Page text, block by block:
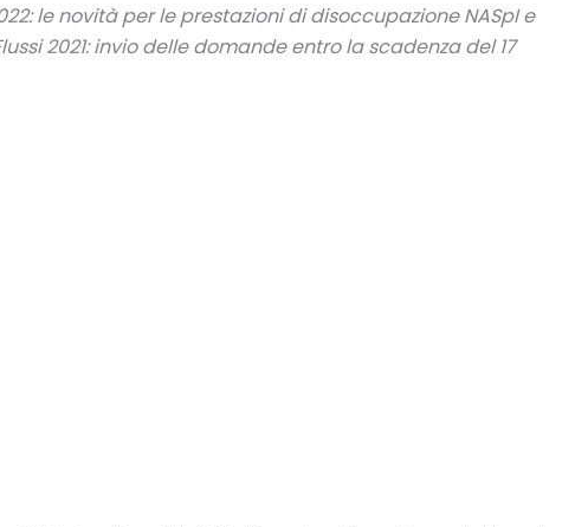
le novità per le prestazioni di disoccupazione NASpI e
2021: invio delle domande entro la scadenza del 17